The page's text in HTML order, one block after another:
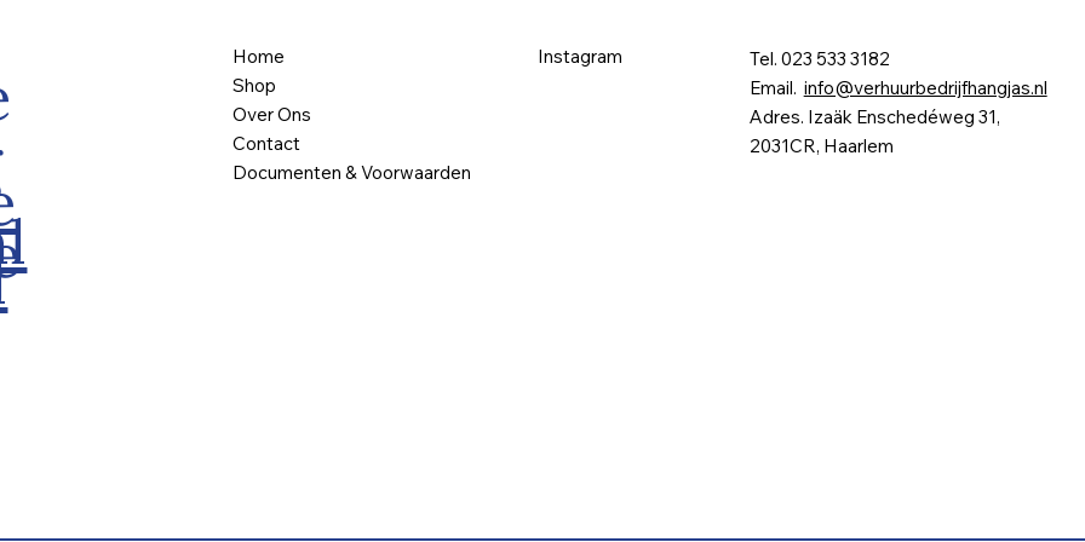
Home
Shop
Over Ons
Contact
Documenten & Voorwaarden
Instagram
Tel. 023 533 3182
Email. info@verhuurbedrijfhangjas.nl
Adres. Izaäk Enschedéweg 31,
2031CR, Haarlem